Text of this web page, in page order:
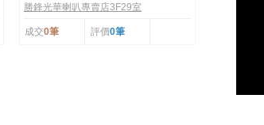
5.0電腦喇叭
勝鋒光華喇叭專賣店3F29室
成交0筆 評價0筆